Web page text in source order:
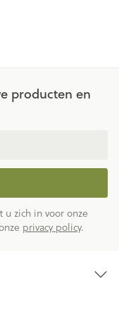
producten en
zich in voor onze
privacy policy.